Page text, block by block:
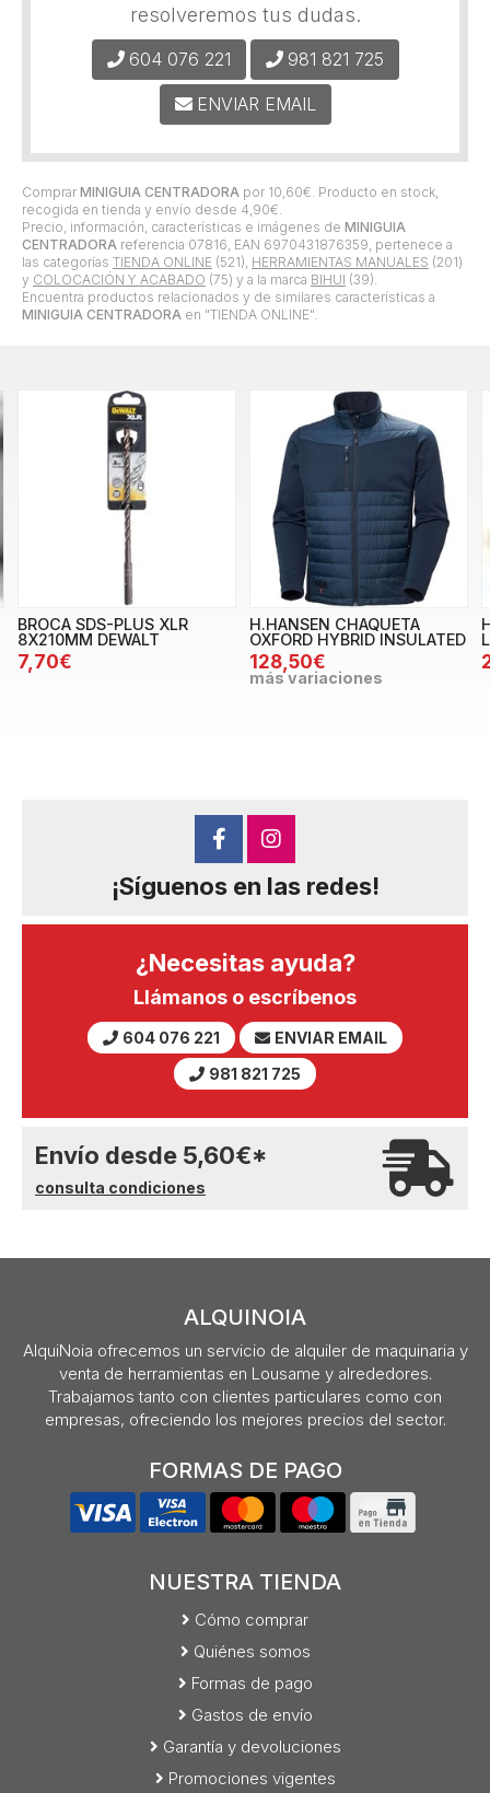
Comprar MINIGUIA CENTRADORA por 10,60€ . Producto en stock,
recogida en tienda y envío desde 4,90€
Precio, información, características e imágenes de MINIGUIA
CENTRADORA referencia 07816, EAN 6970431876359, pertenece a
las categorías TIENDA ONLINE (521), HERRAMIENTAS MANUALES (201)
y COLOCACIÓN Y ACABADO (75) y a la marca BIHUI (39).
Encuentra productos relacionados y de similares características a
MINIGUIA CENTRADORA en "TIENDA ONLINE".
resolveremos tus dudas.
604 076 221 981 821 725
ENVIAR EMAIL
BROCA SDS-PLUS XLR
8X210MM DEWALT
7,70€
H.HANSEN CHAQUETA
OXFORD HYBRID INSULATED
128,50€
más variaciones
¡Síguenos en las redes!
¿Necesitas ayuda?
Llámanos o escríbenos
604 076 221
ENVIAR EMAIL
981 821 725
Envío desde 5,60€*
consulta condiciones
ALQUINOIA
AlquiNoia ofrecemos un servicio de alquiler de maquinaria y
venta de herramientas en Lousame y alrededores.
Trabajamos tanto con clientes particulares como con
empresas, ofreciendo los mejores precios del sector.
FORMAS DE PAGO
NUESTRA TIENDA
Cómo comprar
Quiénes somos
Formas de pago
Gastos de envío
Garantía y devoluciones
Promociones vigentes